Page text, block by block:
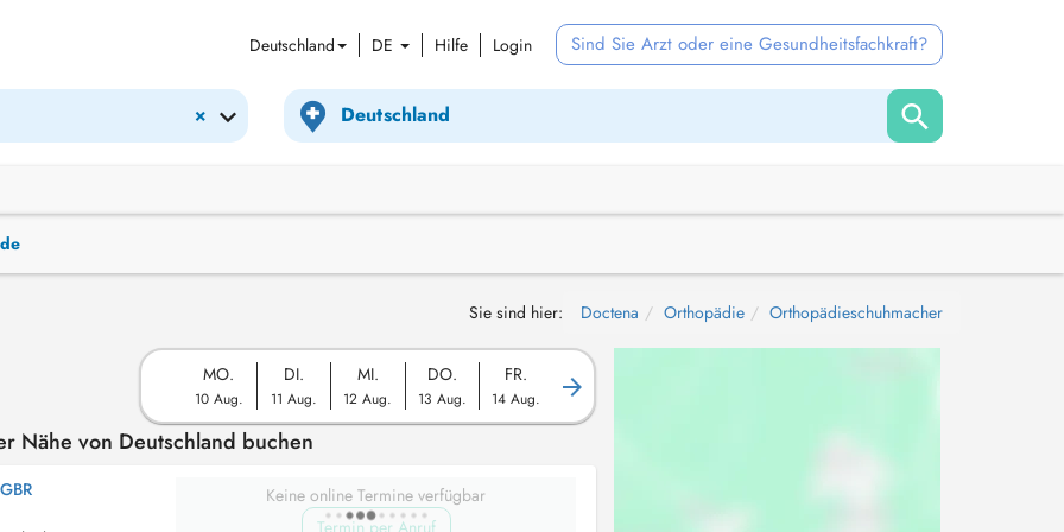
Deutschland DE Hilfe Login Sind Sie Arzt oder eine Gesundheitsfachkraft?
×
Sie sind hier: Doctena Orthopädie Orthopädieschuhmacher
MO.
10 Aug.
DI.
11 Aug.
MI.
12 Aug.
DO.
13 Aug.
FR.
14 Aug.
Nähe von Deutschland buchen
Keine online Termine verfügbar
Termin per Anruf